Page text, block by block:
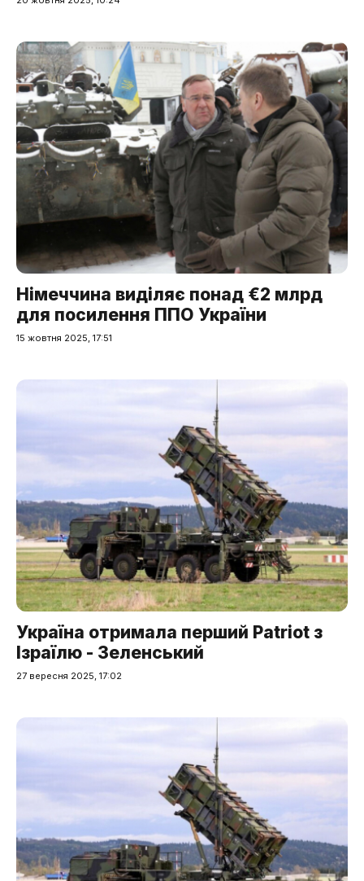
Німеччина виділяє понад €2 млрд
для посилення ППО України
15 жовтня 2025, 17:51
Україна отримала перший Patriot з
Ізраїлю - Зеленський
27 вересня 2025, 17:02